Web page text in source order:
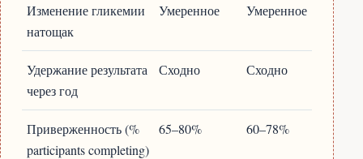
Изменение гликемии
натощак
Умеренное Умеренное
Удержание результата
через год
Сходно Сходно
Приверженность (%
participants completing)
65–80% 60–78%